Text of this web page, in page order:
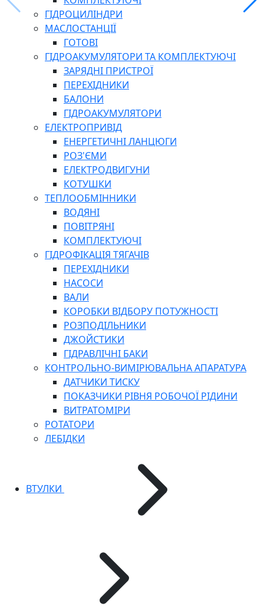
ГІДРОЦИЛІНДРИ
МАСЛОСТАНЦІЇ
ГОТОВІ
ГІДРОАКУМУЛЯТОРИ ТА КОМПЛЕКТУЮЧІ
ЗАРЯДНІ ПРИСТРОЇ
ПЕРЕХІДНИКИ
БАЛОНИ
ГІДРОАКУМУЛЯТОРИ
ЕЛЕКТРОПРИВІД
ЕНЕРГЕТИЧНІ ЛАНЦЮГИ
РОЗ'ЄМИ
ЕЛЕКТРОДВИГУНИ
КОТУШКИ
ТЕПЛООБМІННИКИ
ВОДЯНІ
ПОВІТРЯНІ
КОМПЛЕКТУЮЧІ
ГІДРОФІКАЦІЯ ТЯГАЧІВ
ПЕРЕХІДНИКИ
НАСОСИ
ВАЛИ
КОРОБКИ ВІДБОРУ ПОТУЖНОСТІ
РОЗПОДІЛЬНИКИ
ДЖОЙСТИКИ
ГІДРАВЛІЧНІ БАКИ
КОНТРОЛЬНО-ВИМІРЮВАЛЬНА АПАРАТУРА
ДАТЧИКИ ТИСКУ
ПОКАЗЧИКИ РІВНЯ РОБОЧОЇ РІДИНИ
ВИТРАТОМІРИ
РОТАТОРИ
ЛЕБІДКИ
ВТУЛКИ